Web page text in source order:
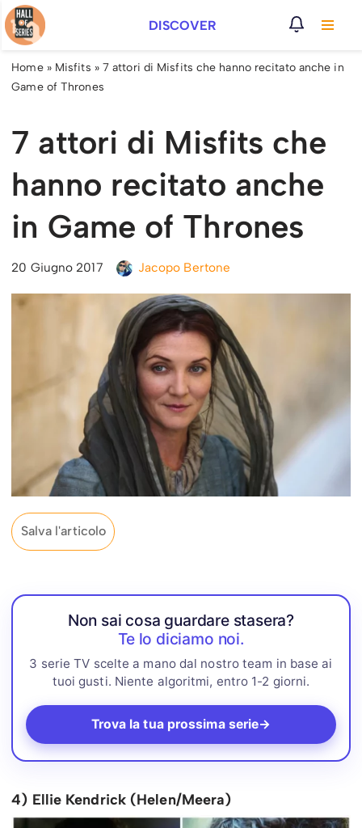
Vai
al
contenuto
DISCOVER
Home» Misfits » 7 attori di Misfits che hanno recitato anche in
Game of Thrones
7 attori di Misfits che
hanno recitato anche
in Game of Thrones
20 Giugno 2017 Jacopo Bertone
Salva l'articolo
Non sai cosa guardare stasera?
Te lo diciamo noi.
3 serie TV scelte a mano dal nostro team in base ai
tuoi gusti. Niente algoritmi, entro 1-2 giorni.
Trova la tua prossima serie→
4) Ellie Kendrick (Helen/Meera)